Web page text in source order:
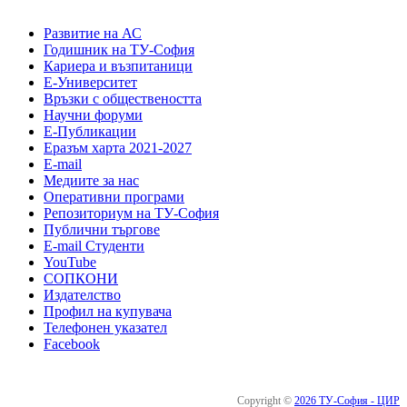
Развитие на АС
Годишник на ТУ-София
Кариера и възпитаници
Е-Университет
Връзки с обществеността
Научни форуми
Е-Публикации
Еразъм харта 2021-2027
E-mail
Медиите за нас
Оперативни програми
Репозиториум на ТУ-София
Публични търгове
Е-mail Студенти
YouTube
СОПКОНИ
Издателство
Профил на купувача
Телефонен указател
Facebook
Copyright © 2026 ТУ-София - ЦИР